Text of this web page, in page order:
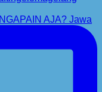
AJA? Jawa